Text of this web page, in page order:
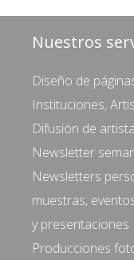
Nuestros
Diseño de
Instituciones,
Difusión de
Newsletter
Newsletters
muestras,
y presentaciones
Producciones